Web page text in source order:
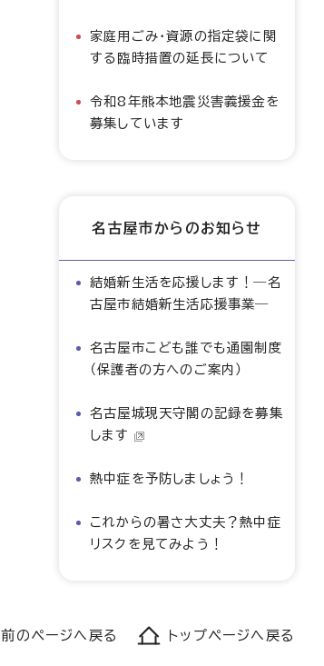
家庭用ごみ・資源の指定袋に関
する臨時措置の延長について
令和8年熊本地震災害義援金を
募集しています
名古屋市からのお知らせ
結婚新生活を応援します！―名
古屋市結婚新生活応援事業―
名古屋市こども誰でも通園制度
（保護者の方へのご案内）
名古屋城現天守閣の記録を募集
します
熱中症を予防しましょう！
これからの暑さ大丈夫？熱中症
リスクを見てみよう！
前のページへ戻る トップページへ戻る